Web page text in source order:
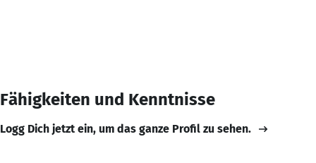
Fähigkeiten und Kenntnisse
Logg Dich jetzt ein, um das ganze Profil zu sehen.